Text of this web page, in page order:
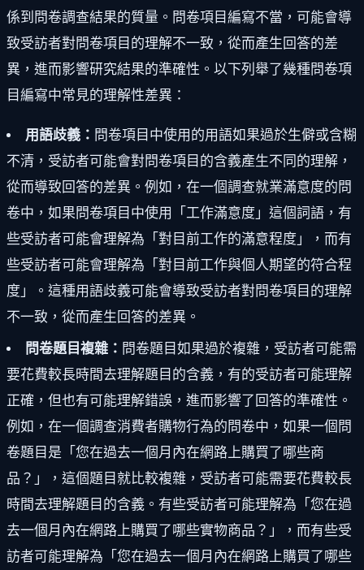
係到問卷調查結果的質量。問卷項目編寫不當，可能會導
致受訪者對問卷項目的理解不一致，從而產生回答的差
異，進而影響研究結果的準確性。以下列舉了幾種問卷項
目編寫中常見的理解性差異：
用語歧義： 問卷項目中使用的用語如果過於生僻或含糊
不清，受訪者可能會對問卷項目的含義產生不同的理解，
從而導致回答的差異。例如，在一個調查就業滿意度的問
卷中，如果問卷項目中使用「工作滿意度」這個詞語，有
些受訪者可能會理解為「對目前工作的滿意程度」，而有
些受訪者可能會理解為「對目前工作與個人期望的符合程
度」。這種用語歧義可能會導致受訪者對問卷項目的理解
不一致，從而產生回答的差異。
問卷題目複雜： 問卷題目如果過於複雜，受訪者可能需
要花費較長時間去理解題目的含義，有的受訪者可能理解
正確，但也有可能理解錯誤，進而影響了回答的準確性。
例如，在一個調查消費者購物行為的問卷中，如果一個問
卷題目是「您在過去一個月內在網路上購買了哪些商
品？」，這個題目就比較複雜，受訪者可能需要花費較長
時間去理解題目的含義。有些受訪者可能理解為「您在過
去一個月內在網路上購買了哪些實物商品？」，而有些受
訪者可能理解為「您在過去一個月內在網路上購買了哪些